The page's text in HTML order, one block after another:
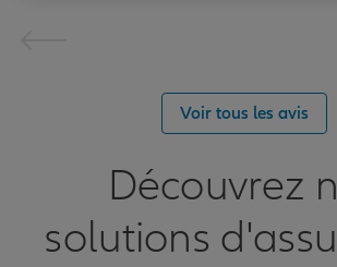
Voir tous les avis
Découvrez
solutions